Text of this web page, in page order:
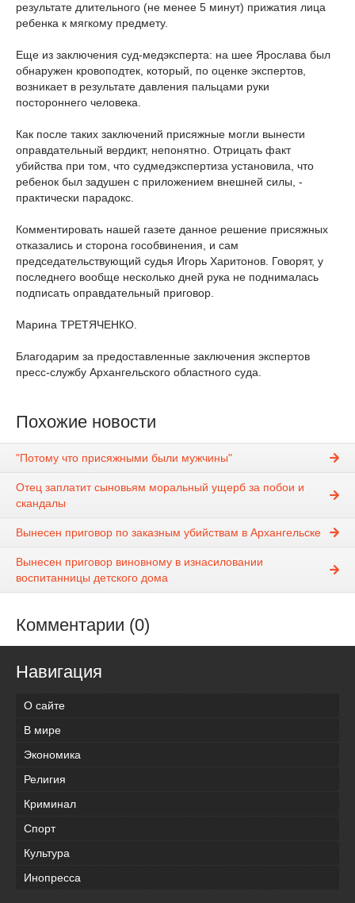
результате длительного (не менее 5 минут) прижатия лица
ребенка к мягкому предмету.
Еще из заключения суд-медэксперта: на шее Ярослава был
обнаружен кровоподтек, который, по оценке экспертов,
возникает в результате давления пальцами руки
постороннего человека.
Как после таких заключений присяжные могли вынести
оправдательный вердикт, непонятно. Отрицать факт
убийства при том, что судмедэкспертиза установила, что
ребенок был задушен с приложением внешней силы, -
практически парадокс.
Комментировать нашей газете данное решение присяжных
отказались и сторона гособвинения, и сам
председательствующий судья Игорь Харитонов. Говорят, у
последнего вообще несколько дней рука не поднималась
подписать оправдательный приговор.
Марина ТРЕТЯЧЕНКО.
Благодарим за предоставленные заключения экспертов
пресс-службу Архангельского областного суда.
Похожие новости
"Потому что присяжными были мужчины"
Отец заплатит сыновьям моральный ущерб за побои и
скандалы
Вынесен приговор по заказным убийствам в Архангельске
Вынесен приговор виновному в изнасиловании
воспитанницы детского дома
Комментарии (0)
Навигация
О сайте
В мире
Экономика
Религия
Криминал
Спорт
Культура
Инопресса